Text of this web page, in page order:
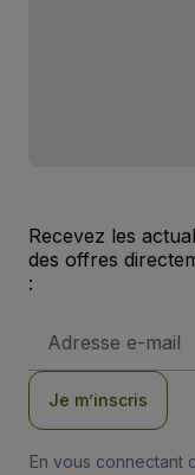
Recevez les
des offres
:
e-
Je m’inscris
En vous connectant